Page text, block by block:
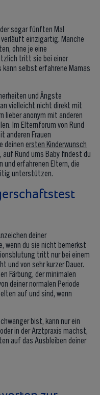
sogar fünften Mal
einzigartig. Manche
ohne je eine
tritt sie bei einer
selbst erfahrene Mamas
und Ängste
vielleicht nicht direkt mit
lieber anonym mit anderen
Im Elternforum von Rund
anderen Frauen
deinen ersten Kinderwunsch
, auf Rund ums Baby findest du
erfahrenen Eltern, die
unterstützen.
deiner
wenn du sie nicht bemerkst
tritt nur bei einem
und von sehr kurzer Dauer.
Färbung, der minimalen
deiner normalen Periode
auf und sind, wenn
bist, kann nur ein
in der Arztpraxis machst,
auf das Ausbleiben deiner